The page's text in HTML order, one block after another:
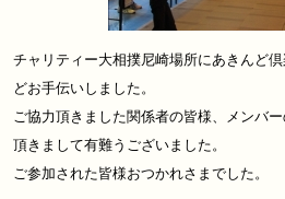
チャリティー大相撲尼崎場所にあきんど
どお手伝いしました。
ご協力頂きました関係者の皆様、メンバ
頂きまして有難うございました。
ご参加された皆様おつかれさまでした。